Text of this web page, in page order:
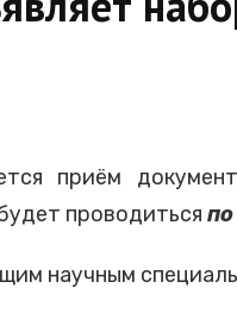
приём
проводиться
научным